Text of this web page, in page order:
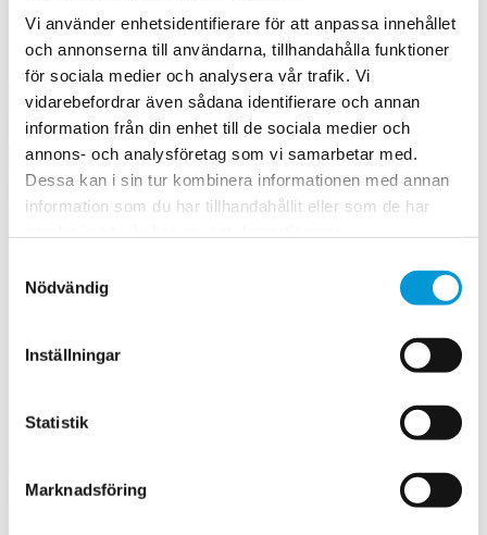
Vi använder enhetsidentifierare för att anpassa innehållet
och annonserna till användarna, tillhandahålla funktioner
för sociala medier och analysera vår trafik. Vi
vidarebefordrar även sådana identifierare och annan
information från din enhet till de sociala medier och
annons- och analysföretag som vi samarbetar med.
Dessa kan i sin tur kombinera informationen med annan
information som du har tillhandahållit eller som de har
Nödvändig
Inställningar
Statistik
Marknadsföring
För- och efternamn
E-post:
Vilket ämne skulle du vilja prata om?
Eget instagramkonto: (Valfritt)